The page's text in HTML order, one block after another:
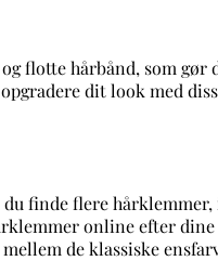
flotte hårbånd, som gør
dit look med
finde flere
online efter
de klassiske